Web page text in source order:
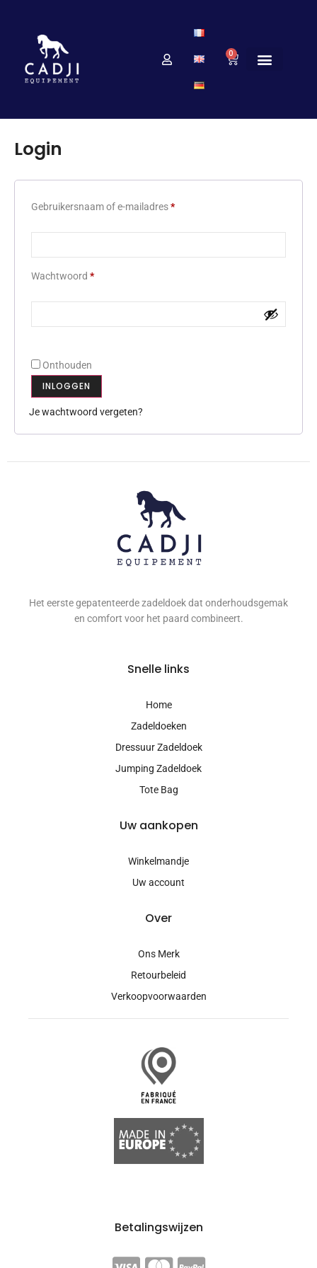
0
Login
Gebruikersnaam of e-mailadres*
Wachtwoord *
Onthouden
INLOGGEN
Je wachtwoord vergeten?
Het eerste gepatenteerde zadeldoek dat onderhoudsgemak
en comfort voor het paard combineert.
Snelle links
Home
Zadeldoeken
Dressuur Zadeldoek
Jumping Zadeldoek
Tote Bag
Uw aankopen
Winkelmandje
Uw account
Over
Ons Merk
Retourbeleid
Verkoopvoorwaarden
Betalingswijzen